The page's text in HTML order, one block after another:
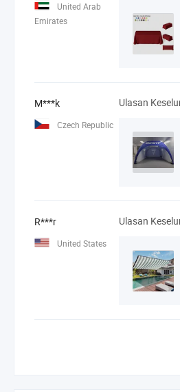
United Arab
Emirates
M***k
Czech Republic
Ulasan
R***r
United States
Ulasan